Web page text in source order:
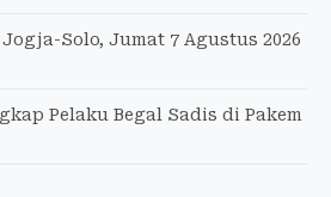
Solo, Jumat 7 Agustus 2026
Pelaku Begal Sadis di Pakem